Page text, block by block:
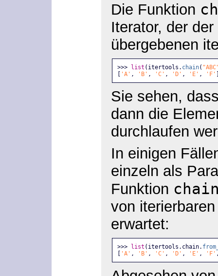
Die Funktion
Iterator, der
übergebenen
>>> list (itertools. chain(
'A' , 'B' , 'C' , 'D' , 'E' , 'F'
Sie sehen,
dann die
durchlaufen
In einigen
einzeln als
Funktion
von
erwartet:
>>> list (itertools.chain.
'A' , 'B' , 'C' , 'D' , 'E' , 'F'